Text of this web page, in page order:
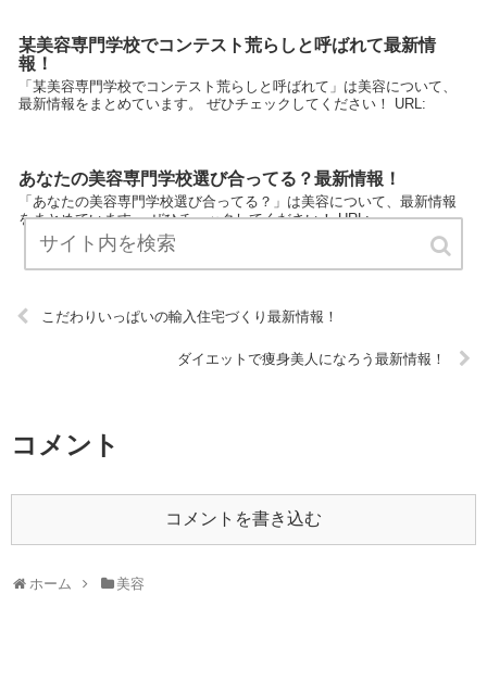
某美容専門学校でコンテスト荒らしと呼ばれて最新情
報！
「某美容専門学校でコンテスト荒らしと呼ばれて」は美容について、
最新情報をまとめています。 ぜひチェックしてください！ URL:
あなたの美容専門学校選び合ってる？最新情報！
「あなたの美容専門学校選び合ってる？」は美容について、最新情報
をまとめています。 ぜひチェックしてください！ URL:
こだわりいっぱいの輸入住宅づくり最新情報！
ダイエットで痩身美人になろう最新情報！
コメント
コメントを書き込む
ホーム 美容